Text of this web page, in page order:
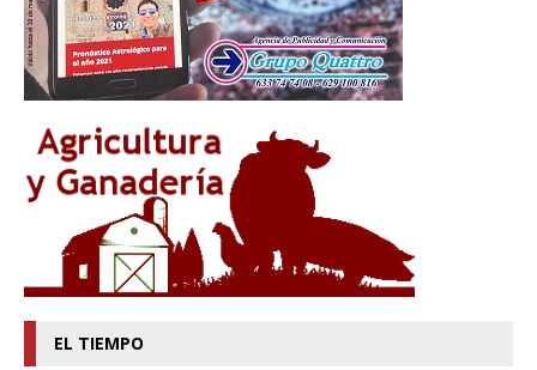
EL TIEMPO